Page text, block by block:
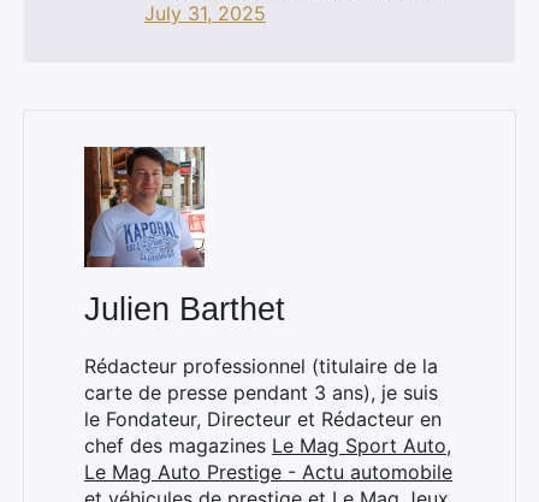
July 31, 2025
Julien Barthet
Rédacteur professionnel (titulaire de la
carte de presse pendant 3 ans), je suis
le Fondateur, Directeur et Rédacteur en
chef des magazines Le Mag Sport Auto,
Le Mag Auto Prestige - Actu automobile